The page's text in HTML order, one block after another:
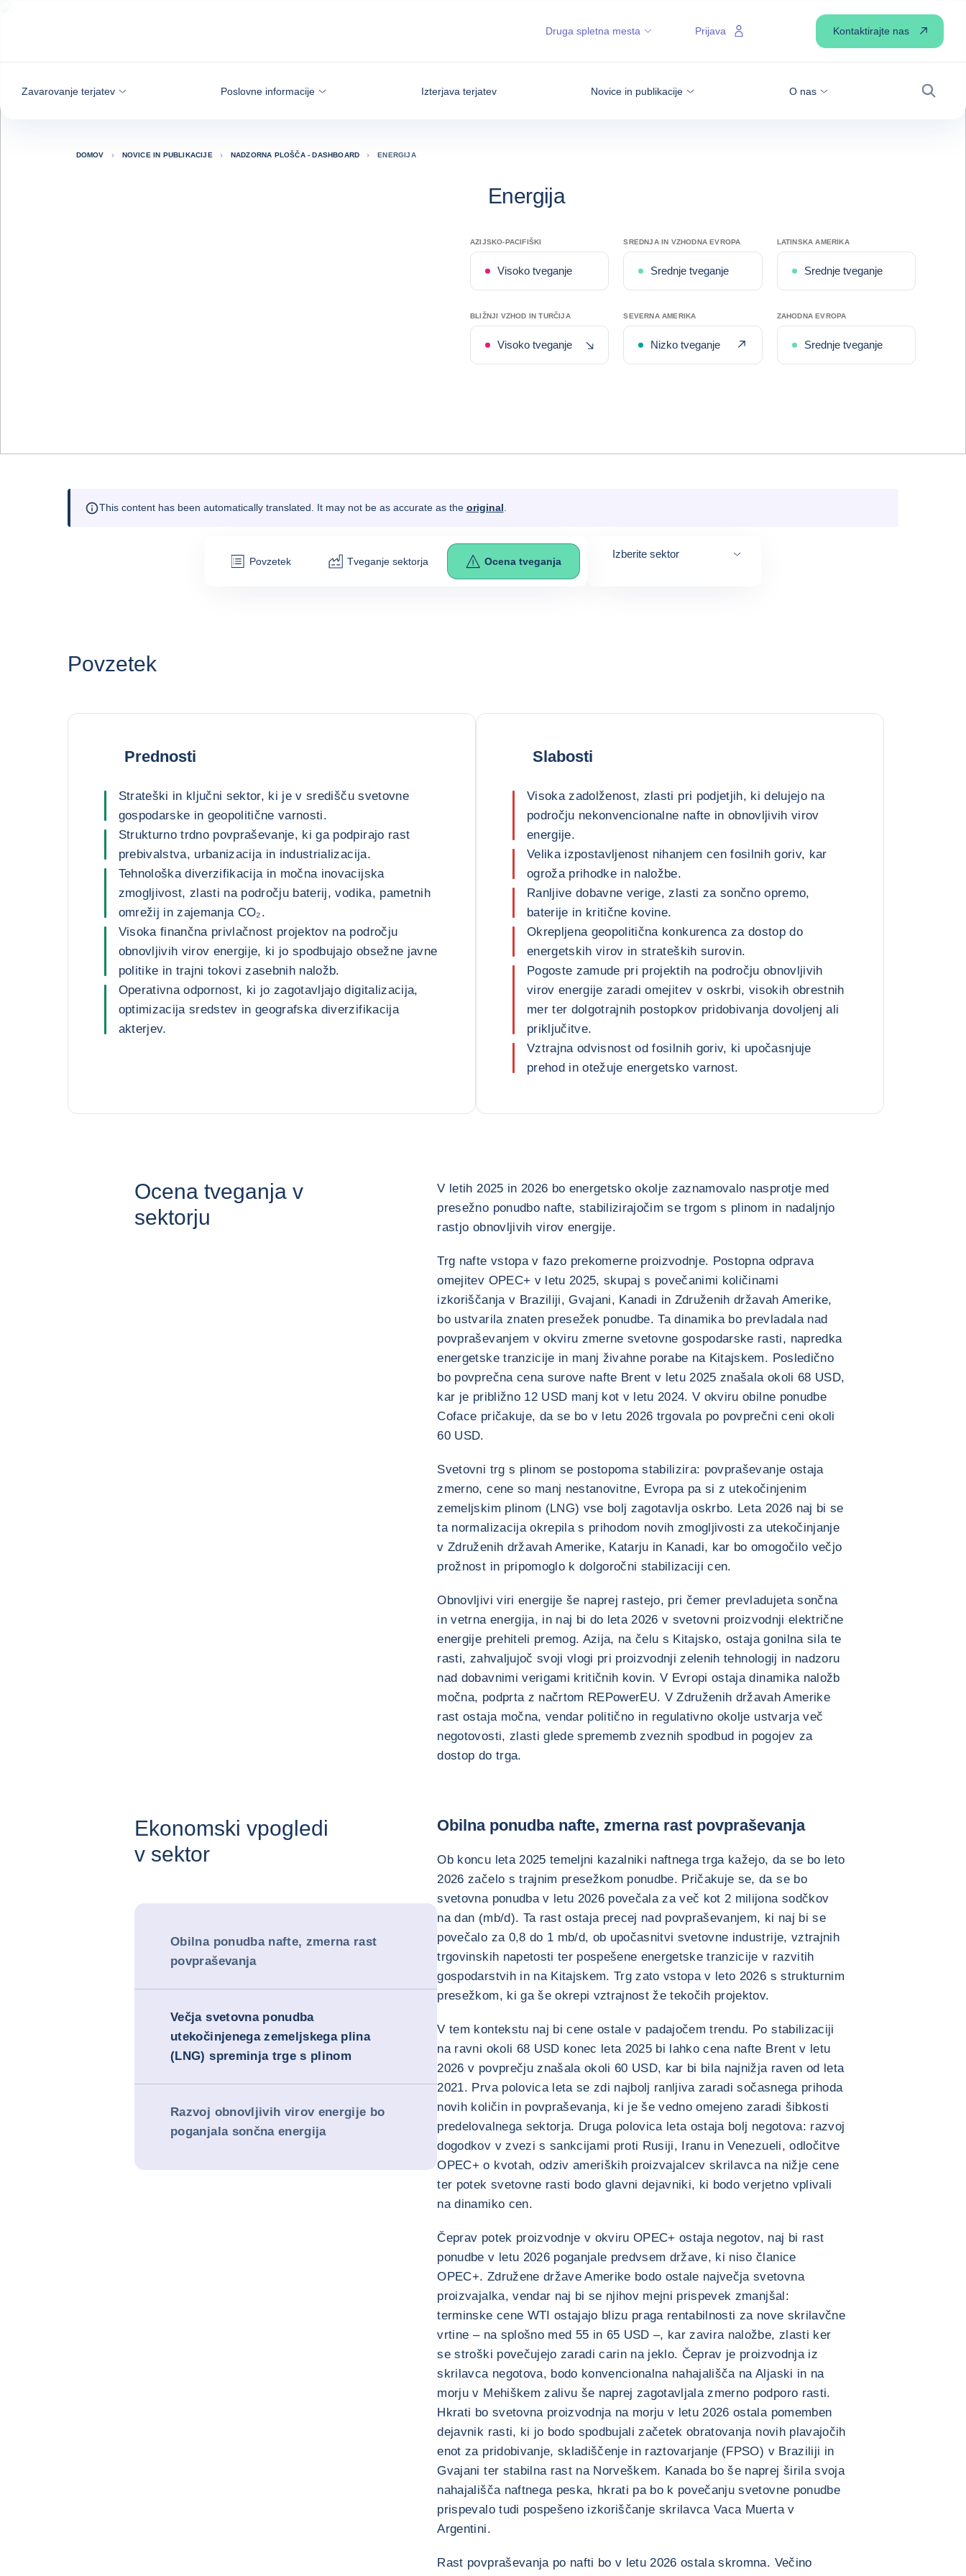
Zavarovanje terjatev Poslovne informacije Izterjava terjatev Novice in publikacije O nas
Iskanje
Druga spletna mesta Prijava Kontaktirajte nas
DOMOV NOVICE IN PUBLIKACIJE NADZORNA PLOŠČA - DASHBOARD ENERGIJA
Energija
AZIJSKO-PACIFIŠKI
Visoko tveganje
SREDNJA IN VZHODNA EVROPA
Srednje tveganje
LATINSKA AMERIKA
Srednje tveganje
BLIŽNJI VZHOD IN TURČIJA
Visoko tveganje Nedavno poslabšanje
SEVERNA AMERIKA
Nizko tveganje Nedavna izboljšava
ZAHODNA EVROPA
Srednje tveganje
This content has been automatically translated. It may not be as accurate as the original
Povzetek Tveganje sektorja Ocena tveganja
Izberite sektor
Povzetek
Prednosti
Strateški in ključni sektor, ki je v središču svetovne
gospodarske in geopolitične varnosti.
Strukturno trdno povpraševanje, ki ga podpirajo rast
prebivalstva, urbanizacija in industrializacija.
Tehnološka diverzifikacija in močna inovacijska
zmogljivost, zlasti na področju baterij, vodika, pametnih
omrežij in zajemanja CO₂.
Visoka finančna privlačnost projektov na področju
obnovljivih virov energije, ki jo spodbujajo obsežne javne
politike in trajni tokovi zasebnih naložb.
Operativna odpornost, ki jo zagotavljajo digitalizacija,
optimizacija sredstev in geografska diverzifikacija
akterjev.
Slabosti
Visoka zadolženost, zlasti pri podjetjih, ki delujejo na
področju nekonvencionalne nafte in obnovljivih virov
energije.
Velika izpostavljenost nihanjem cen fosilnih goriv, kar
ogroža prihodke in naložbe.
Ranljive dobavne verige, zlasti za sončno opremo,
baterije in kritične kovine.
Okrepljena geopolitična konkurenca za dostop do
energetskih virov in strateških surovin.
Pogoste zamude pri projektih na področju obnovljivih
virov energije zaradi omejitev v oskrbi, visokih obrestnih
mer ter dolgotrajnih postopkov pridobivanja dovoljenj ali
priključitve.
Vztrajna odvisnost od fosilnih goriv, ki upočasnjuje
prehod in otežuje energetsko varnost.
Ocena tveganja v
sektorju
V letih 2025 in 2026 bo energetsko okolje zaznamovalo nasprotje med
presežno ponudbo nafte, stabilizirajočim se trgom s plinom in nadaljnjo
rastjo obnovljivih virov energije.
Trg nafte vstopa v fazo prekomerne proizvodnje. Postopna odprava
omejitev OPEC+ v letu 2025, skupaj s povečanimi količinami
izkoriščanja v Braziliji, Gvajani, Kanadi in Združenih državah Amerike,
bo ustvarila znaten presežek ponudbe. Ta dinamika bo prevladala nad
povpraševanjem v okviru zmerne svetovne gospodarske rasti, napredka
energetske tranzicije in manj živahne porabe na Kitajskem. Posledično
bo povprečna cena surove nafte Brent v letu 2025 znašala okoli 68 USD,
kar je približno 12 USD manj kot v letu 2024. V okviru obilne ponudbe
Coface pričakuje, da se bo v letu 2026 trgovala po povprečni ceni okoli
60 USD.
Svetovni trg s plinom se postopoma stabilizira: povpraševanje ostaja
zmerno, cene so manj nestanovitne, Evropa pa si z utekočinjenim
zemeljskim plinom (LNG) vse bolj zagotavlja oskrbo. Leta 2026 naj bi se
ta normalizacija okrepila s prihodom novih zmogljivosti za utekočinjanje
v Združenih državah Amerike, Katarju in Kanadi, kar bo omogočilo večjo
prožnost in pripomoglo k dolgoročni stabilizaciji cen.
Obnovljivi viri energije še naprej rastejo, pri čemer prevladujeta sončna
in vetrna energija, in naj bi do leta 2026 v svetovni proizvodnji električne
energije prehiteli premog. Azija, na čelu s Kitajsko, ostaja gonilna sila te
rasti, zahvaljujoč svoji vlogi pri proizvodnji zelenih tehnologij in nadzoru
nad dobavnimi verigami kritičnih kovin. V Evropi ostaja dinamika naložb
močna, podprta z načrtom REPowerEU. V Združenih državah Amerike
rast ostaja močna, vendar politično in regulativno okolje ustvarja več
negotovosti, zlasti glede sprememb zveznih spodbud in pogojev za
dostop do trga.
Ekonomski vpogledi
v sektor
Obilna ponudba nafte, zmerna rast
povpraševanja
Večja svetovna ponudba
utekočinjenega zemeljskega plina
(LNG) spreminja trge s plinom
Razvoj obnovljivih virov energije bo
poganjala sončna energija
Obilna ponudba nafte, zmerna rast povpraševanja
Ob koncu leta 2025 temeljni kazalniki naftnega trga kažejo, da se bo leto
2026 začelo s trajnim presežkom ponudbe. Pričakuje se, da se bo
svetovna ponudba v letu 2026 povečala za več kot 2 milijona sodčkov
na dan (mb/d). Ta rast ostaja precej nad povpraševanjem, ki naj bi se
povečalo za 0,8 do 1 mb/d, ob upočasnitvi svetovne industrije, vztrajnih
trgovinskih napetosti ter pospešene energetske tranzicije v razvitih
gospodarstvih in na Kitajskem. Trg zato vstopa v leto 2026 s strukturnim
presežkom, ki ga še okrepi vztrajnost že tekočih projektov.
V tem kontekstu naj bi cene ostale v padajočem trendu. Po stabilizaciji
na ravni okoli 68 USD konec leta 2025 bi lahko cena nafte Brent v letu
2026 v povprečju znašala okoli 60 USD, kar bi bila najnižja raven od leta
2021. Prva polovica leta se zdi najbolj ranljiva zaradi sočasnega prihoda
novih količin in povpraševanja, ki je še vedno omejeno zaradi šibkosti
predelovalnega sektorja. Druga polovica leta ostaja bolj negotova: razvoj
dogodkov v zvezi s sankcijami proti Rusiji, Iranu in Venezueli, odločitve
OPEC+ o kvotah, odziv ameriških proizvajalcev skrilavca na nižje cene
ter potek svetovne rasti bodo glavni dejavniki, ki bodo verjetno vplivali
na dinamiko cen.
Čeprav potek proizvodnje v okviru OPEC+ ostaja negotov, naj bi rast
ponudbe v letu 2026 poganjale predvsem države, ki niso članice
OPEC+. Združene države Amerike bodo ostale največja svetovna
proizvajalka, vendar naj bi se njihov mejni prispevek zmanjšal:
terminske cene WTI ostajajo blizu praga rentabilnosti za nove skrilavčne
vrtine – na splošno med 55 in 65 USD –, kar zavira naložbe, zlasti ker
se stroški povečujejo zaradi carin na jeklo. Čeprav je proizvodnja iz
skrilavca negotova, bodo konvencionalna nahajališča na Aljaski in na
morju v Mehiškem zalivu še naprej zagotavljala zmerno podporo rasti.
Hkrati bo svetovna proizvodnja na morju v letu 2026 ostala pomemben
dejavnik rasti, ki jo bodo spodbujali začetek obratovanja novih plavajočih
enot za pridobivanje, skladiščenje in raztovarjanje (FPSO) v Braziliji in
Gvajani ter stabilna rast na Norveškem. Kanada bo še naprej širila svoja
nahajališča naftnega peska, hkrati pa bo k povečanju svetovne ponudbe
prispevalo tudi pospešeno izkoriščanje skrilavca Vaca Muerta v
Argentini.
Rast povpraševanja po nafti bo v letu 2026 ostala skromna. Večino